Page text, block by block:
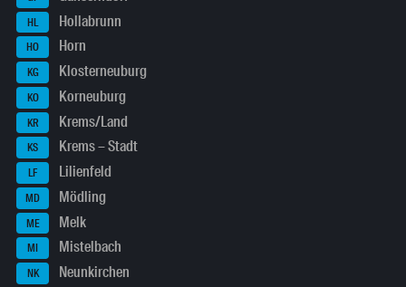
HL Hollabrunn
HO Horn
KG Klosterneuburg
KO Korneuburg
KR Krems/Land
KS Krems – Stadt
LF Lilienfeld
MD Mödling
ME Melk
MI Mistelbach
NK Neunkirchen